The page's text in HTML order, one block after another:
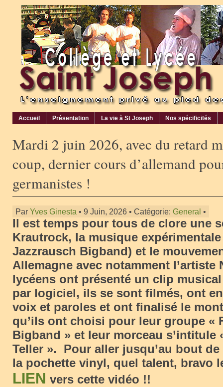
Accueil Présentation La vie à St Joseph Nos spécificités
Mardi 2 juin 2026, avec du retard
coup, dernier cours d’allemand
germanistes !
Par Yves Ginesta • 9 Juin, 2026 • Catégorie: General •
Il est temps pour tous de clore une
Krautrock, la musique
Jazzrausch Bigband) et le
Allemagne avec notamment l’artiste
lycéens ont présenté un clip musical
par logiciel, ils se sont filmés, ont
voix et paroles et ont finalisé le
qu’ils ont choisi pour leur groupe «
Bigband » et leur morceau s’intitule
Teller ». Pour aller jusqu’au bout
la pochette vinyl, quel talent, bravo
LIEN vers cette vidéo !!